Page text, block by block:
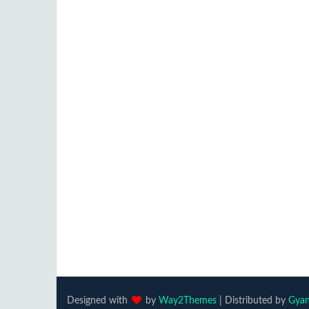
Designed with by Way2Themes | Distributed by